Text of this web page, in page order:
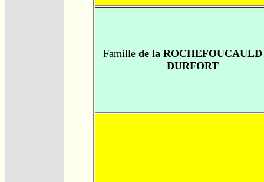
Famille de la ROCHEFOUCAULD
DURFORT